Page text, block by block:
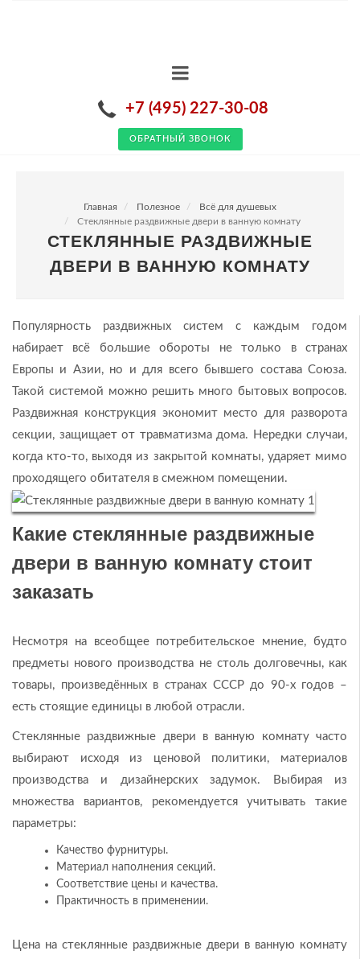
+7 (495) 227-30-08
ОБРАТНЫЙ ЗВОНОК
Главная Полезное
Всё для душевых
Стеклянные раздвижные двери в ванную комнату
СТЕКЛЯННЫЕ РАЗДВИЖНЫЕ
ДВЕРИ В ВАННУЮ КОМНАТУ
Популярность раздвижных систем с каждым годом
набирает всё большие обороты не только в странах
Европы и Азии, но и для всего бывшего состава Союза.
Такой системой можно решить много бытовых вопросов.
Раздвижная конструкция экономит место для разворота
секции, защищает от травматизма дома. Нередки случаи,
когда кто-то, выходя из закрытой комнаты, ударяет мимо
проходящего обитателя в смежном помещении.
Какие стеклянные раздвижные
двери в ванную комнату стоит
заказать
Несмотря на всеобщее потребительское мнение, будто
предметы нового производства не столь долговечны, как
товары, произведённых в странах СССР до 90-х годов –
есть стоящие единицы в любой отрасли.
Стеклянные раздвижные двери в ванную комнату часто
выбирают исходя из ценовой политики, материалов
производства и дизайнерских задумок. Выбирая из
множества вариантов, рекомендуется учитывать такие
параметры:
Качество фурнитуры.
Материал наполнения секций.
Соответствие цены и качества.
Практичность в применении.
Цена на стеклянные раздвижные двери в ванную комнату